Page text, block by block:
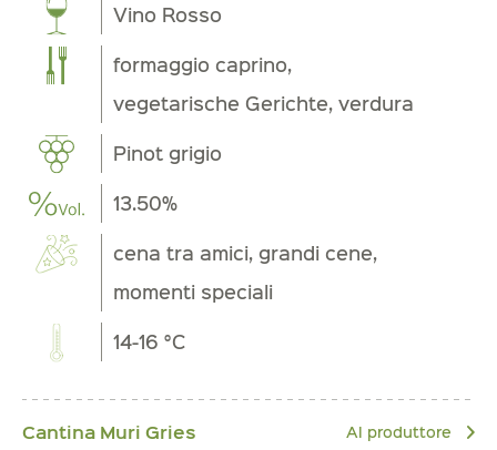
Vino Rosso
formaggio caprino,
vegetarische Gerichte, verdura
Pinot grigio
13.50%
cena tra amici, grandi cene,
momenti speciali
14-16 °C
Cantina Muri Gries Al produttore